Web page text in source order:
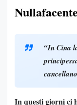
“In Cina
In questi giorni ci